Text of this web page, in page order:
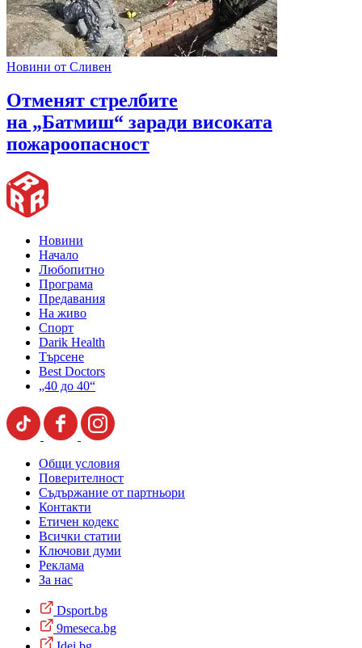
Новини от Сливен
Отменят стрелбите
на „Батмиш“ заради високата
пожароопасност
Новини
Начало
Любопитно
Програма
Предавания
На живо
Спорт
Darik Health
Търсене
Best Doctors
„40 до 40“
Общи условия
Поверителност
Съдържание от партньори
Контакти
Етичен кодекс
Всички статии
Ключови думи
Реклама
За нас
Dsport.bg
9meseca.bg